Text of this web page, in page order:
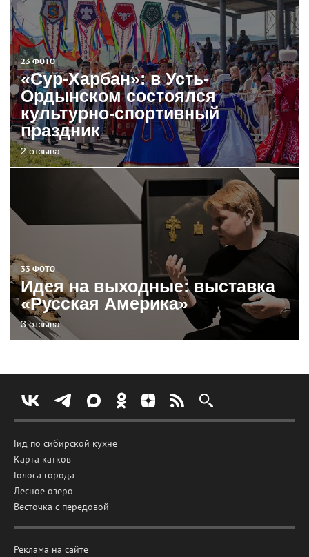
23 ФОТО
«Сур-Харбан»: в Усть-
Ордынском состоялся
культурно-спортивный
праздник
2 отзыва
33 ФОТО
Идея на выходные: выставка
«Русская Америка»
3 отзыва
Гид по сибирской кухне
Карта катков
Голоса города
Лесное озеро
Весточка с передовой
Реклама на сайте